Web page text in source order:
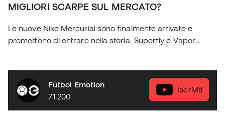
MIGLIORI SCARPE SUL MERCATO?
Le nuove Nike Mercurial sono finalmente arrivate e
promettono di entrare nella storia. Superfly e Vapor
eccezionali e sensazioni uniche a ogni giocatore. Nel
video di oggi analizzeremo nel dettaglio tutte le novità, le
differenze tra i due modelli e le tecnologie che le
rendono tra le scarpe più attese dell'anno. Non perdetevi
Fútbol Emotion
71.200
Iscriviti